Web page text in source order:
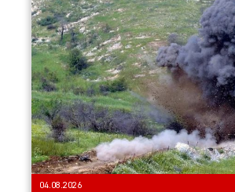
04.08.2026